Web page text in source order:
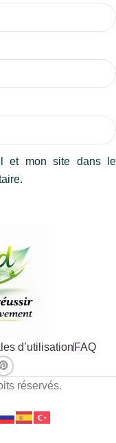
et mon site dans le
d’utilisation FAQ
réservés.